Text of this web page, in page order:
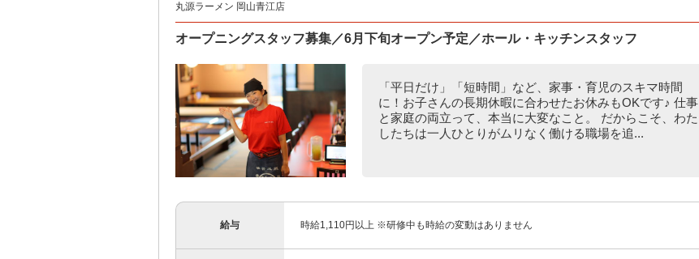
丸源ラーメン 岡山青江店
オープニングスタッフ募集／6月下旬オープン予定／ホール・キッチンスタッフ
「平日だけ」「短時間」など、家事・育児のスキマ時間
に！お子さんの長期休暇に合わせたお休みもOKです♪ 仕事
と家庭の両立って、本当に大変なこと。 だからこそ、わた
したちは一人ひとりがムリなく働ける職場を追...
給与 時給1,110円以上 ※研修中も時給の変動はありません